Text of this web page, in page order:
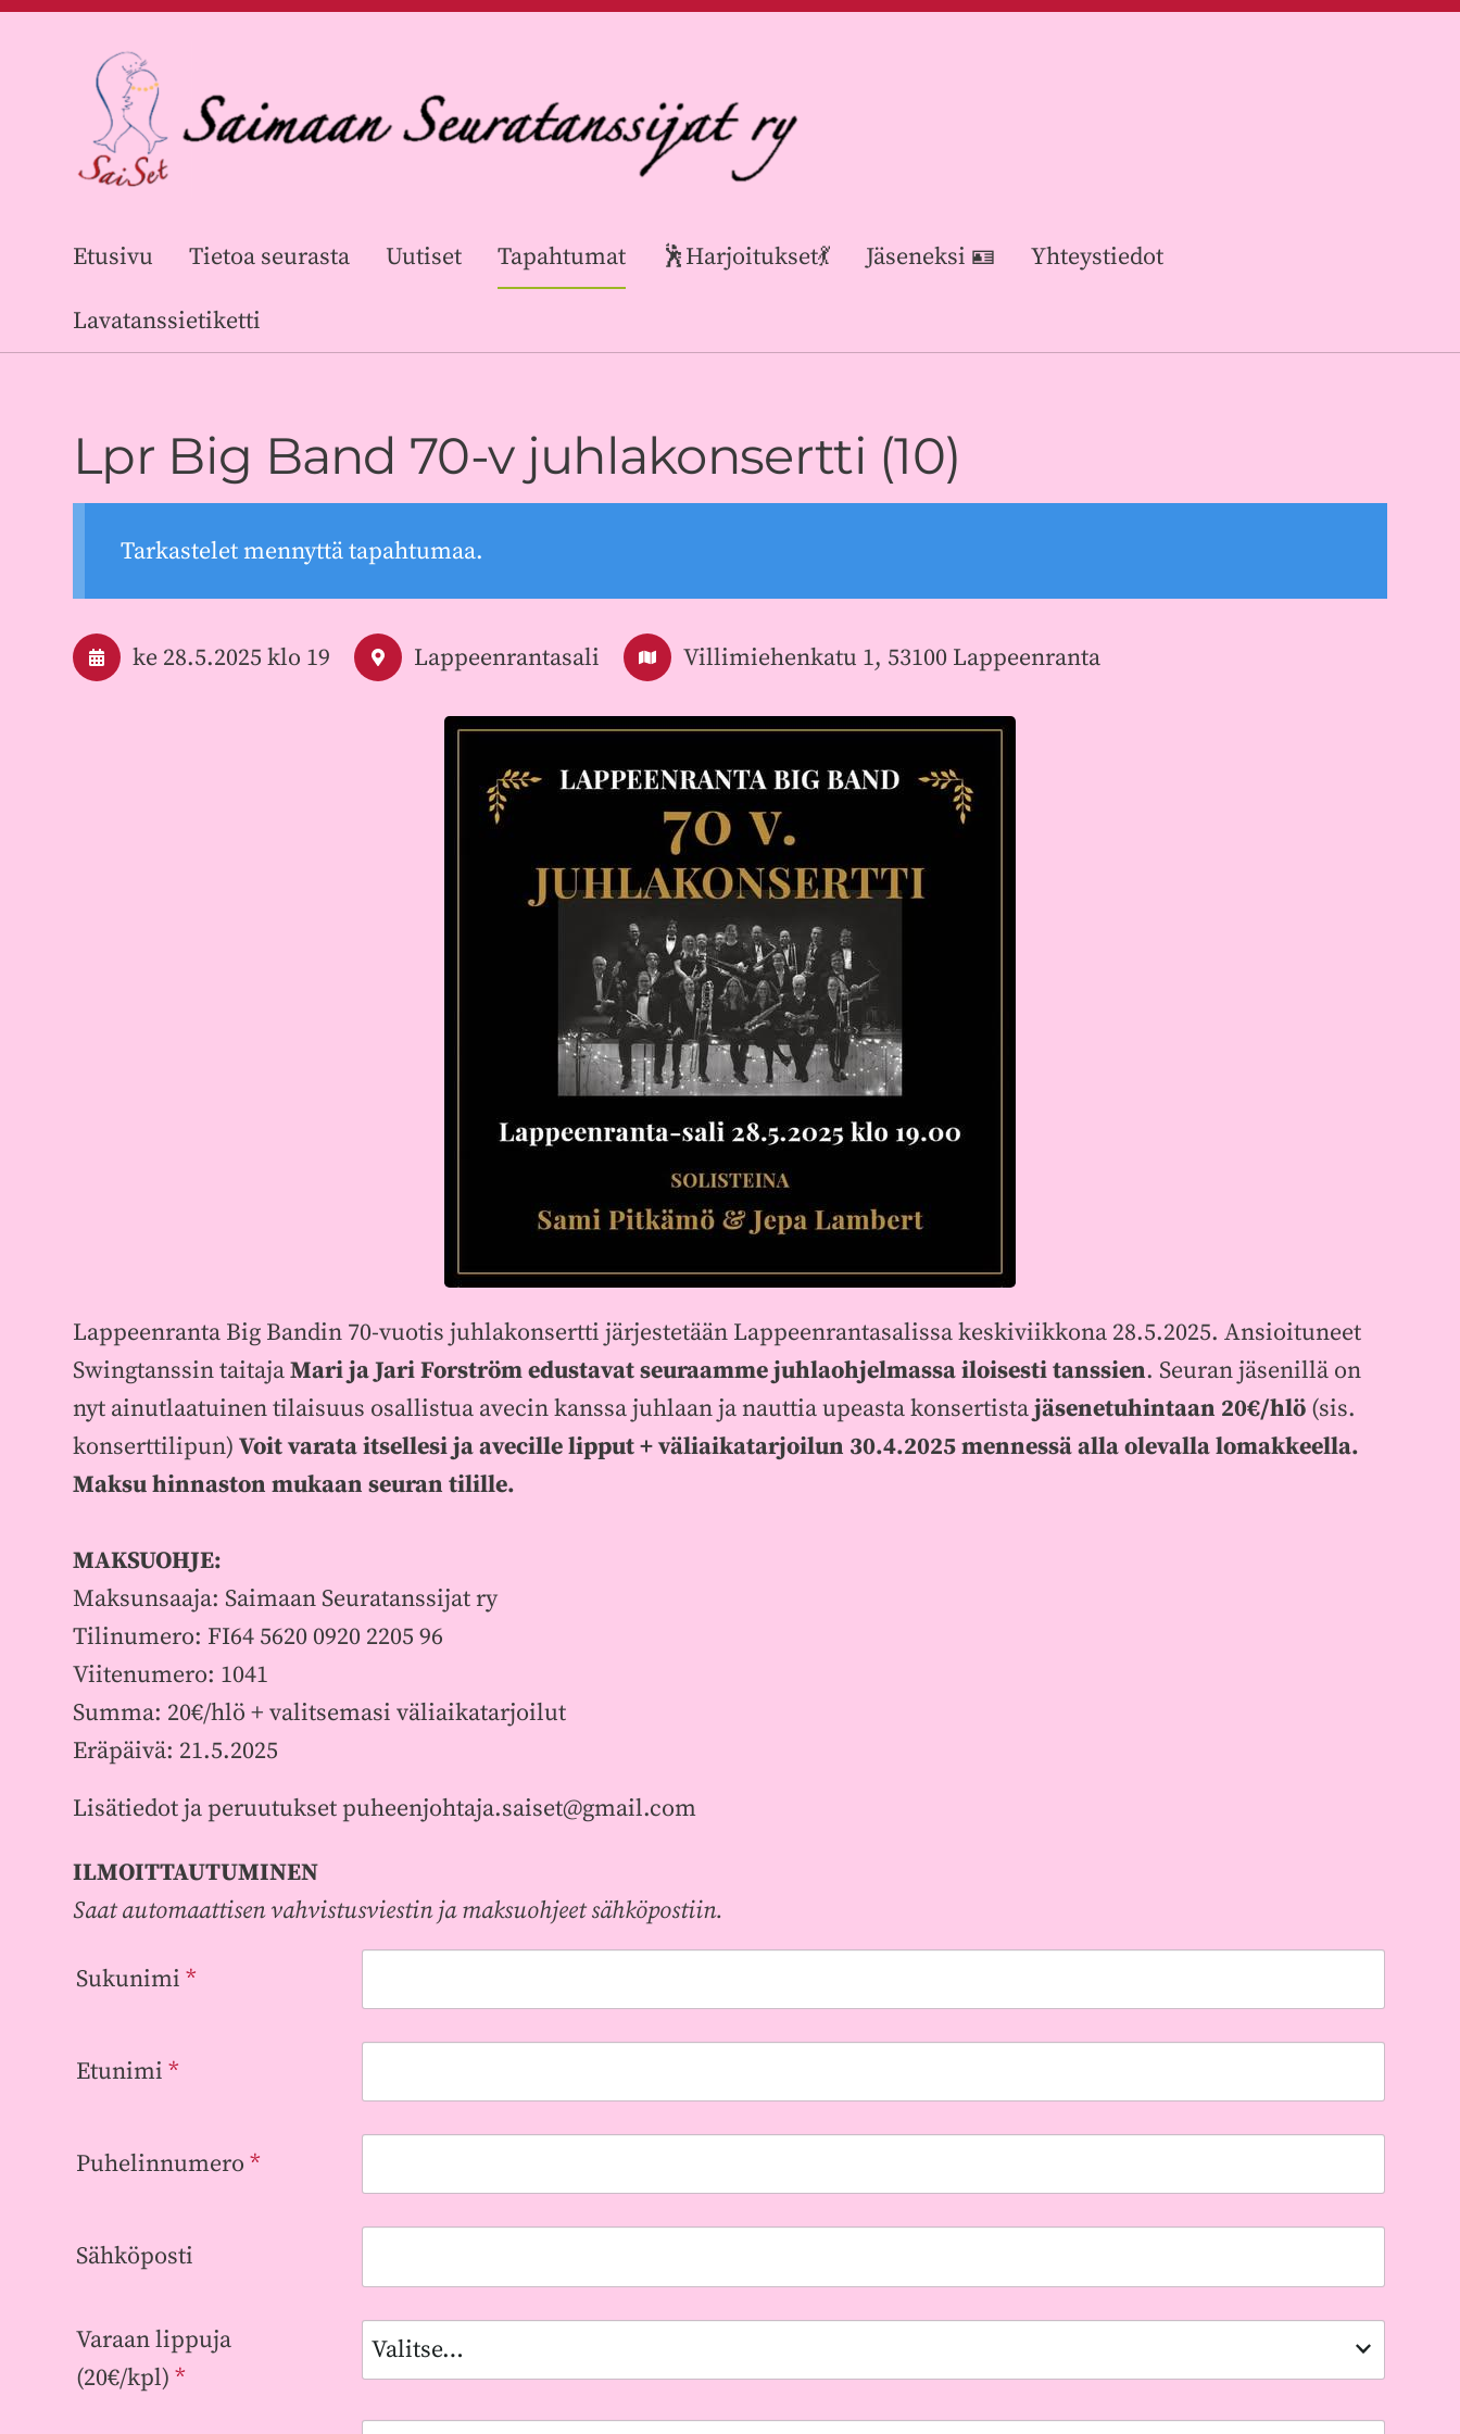
sisältöön
Saimaan Seuratanssijat ry
Etusivu Tietoa seurasta Uutiset Tapahtumat 🕺Harjoitukset💃 Jäseneksi 🪪 Yhteystiedot
Lavatanssietiketti
Lpr Big Band 70-v juhlakonsertti (10)
Tarkastelet mennyttä tapahtumaa.
ke 28.5.2025klo 19 Lappeenrantasali Villimiehenkatu 1, 53100 Lappeenranta
Lappeenranta Big Bandin 70-vuotis juhlakonsertti järjestetään Lappeenrantasalissa keskiviikkona 28.5.2025. Ansioituneet
Swingtanssin taitajaMari ja Jari Forström edustavat seuraamme juhlaohjelmassa iloisesti tanssien. Seuran jäsenillä on
nyt ainutlaatuinen tilaisuus osallistua avecin kanssa juhlaan ja nauttia upeasta konsertistajäsenetuhintaan 20€/hlö (sis.
konserttilipun)Voit varata itsellesi ja avecille lipput + väliaikatarjoilun 30.4.2025 mennessä alla olevalla lomakkeella.
Maksu hinnaston mukaan seuran tilille.
MAKSUOHJE:
Maksunsaaja: Saimaan Seuratanssijat ry
Tilinumero: FI64 5620 0920 2205 96
Viitenumero: 1041
Summa: 20€/hlö + valitsemasi väliaikatarjoilut
Eräpäivä: 21.5.2025
Lisätiedot ja peruutukset puheenjohtaja.saiset@gmail.com
ILMOITTAUTUMINEN
Saat automaattisen vahvistusviestin ja maksuohjeet sähköpostiin.
Sukunimi *
Etunimi *
Puhelinnumero *
Sähköposti
Varaan lippuja
(20€/kpl) *